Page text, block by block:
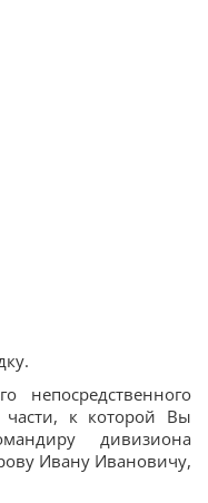
к которой Вы
дивизиона
Ивану Ивановичу,